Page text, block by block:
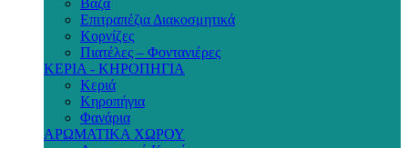
Βάζα
Επιτραπέζια Διακοσμητικά
Κορνίζες
Πιατέλες – Φοντανιέρες
ΚΕΡΙΑ - ΚΗΡΟΠΗΓΙΑ
Κεριά
Κηροπήγια
Φανάρια
ΑΡΩΜΑΤΙΚΑ ΧΩΡΟΥ